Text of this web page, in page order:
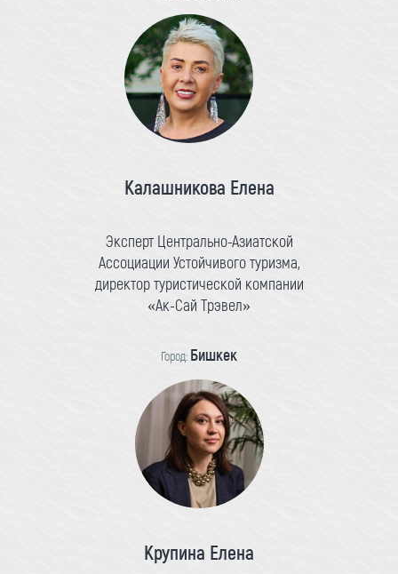
Калашникова Елена
Эксперт Центрально-Азиатской
Ассоциации Устойчивого туризма,
директор туристической компании
«Ак-Сай Трэвел»
Город: Бишкек
Крупина Елена